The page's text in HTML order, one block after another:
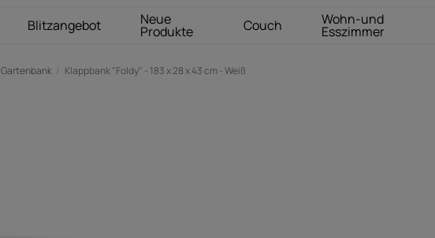
Blitzangebot Neue
Produkte Couch Wohn-und
Esszimmer
Gartenbank Klappbank "Foldy" - 183 x 28 x 43 cm - Weiß